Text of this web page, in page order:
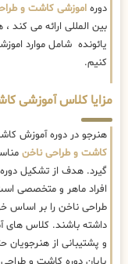
دوره اموزشی کاشت و
بین المللی ارائه می
یائونده شامل موارد
کنیم.
مزایا کلاس آموزشی
هنرجو در دوره آموزش
کاشت و طراحی ناخن
گیرد. هدف از تشکیل
افراد ماهر و متخصصی
طراحی ناخن را بر اساس
داشته باشند. کلاس
و پشتیبانی از هنرجویان